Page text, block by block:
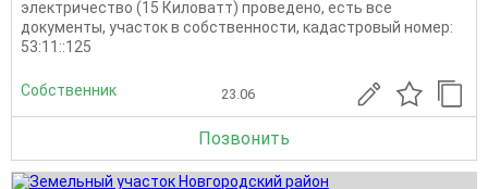
электричество (15 Киловатт) проведено, есть все
документы, участок в собственности, кадастровый номер:
53:11::125
Собственник 23.06
Позвонить